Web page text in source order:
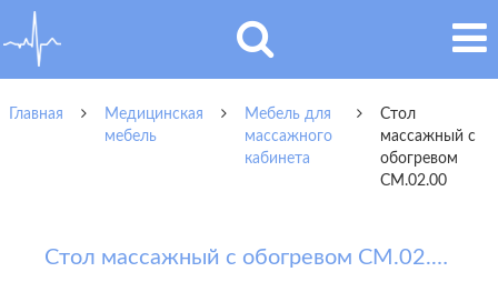
Главная
Медицинская
мебель
Мебель для
массажного
кабинета
Стол
массажный с
обогревом
СМ.02.00
Стол массажный с обогревом СМ.02.00